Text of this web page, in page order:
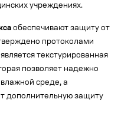
учреждениях.
обеспечивают защиту от
протоколами
текстурированная
позволяет надежно
среде, а
дополнительную защиту